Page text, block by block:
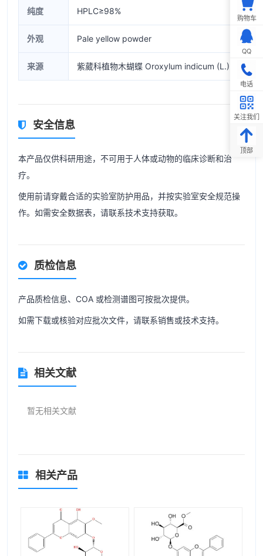
纯度 HPLC≥98%
外观 Pale yellow powder
来源 紫葳科植物木蝴蝶 Oroxylum indicum (L.) Vent.干
安全信息
本产品仅供科研用途，不可用于人体或动物的临床诊断和治
疗。
使用前请穿戴合适的实验室防护用品，并按实验室安全规范操
作。如需安全数据表，请联系技术支持获取。
质检信息
产品质检信息、COA 或检测谱图可按批次提供。
如需下载或核验对应批次文件，请联系销售或技术支持。
相关文献
暂无相关文献
相关产品
购物车
QQ
电话
关注我们
顶部